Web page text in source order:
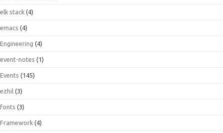
elk stack (4)
emacs (4)
Engineering (4)
event-notes (1)
Events (145)
ezhil (3)
fonts (3)
Framework (4)